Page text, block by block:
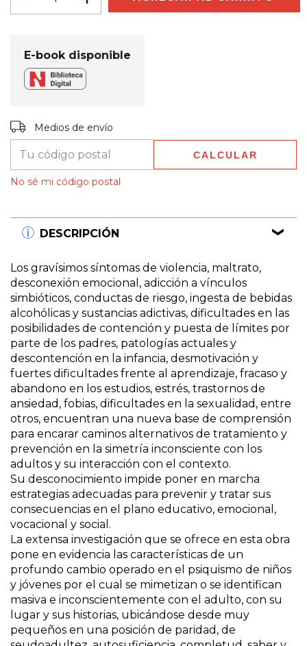
E-book disponible
Entregas para el CP:
Medios de envío
CALCULAR
No sé mi código postal
DESCRIPCIÓN
Los gravísimos síntomas de violencia, maltrato,
desconexión emocional, adicción a vínculos
simbióticos, conductas de riesgo, ingesta de bebidas
alcohólicas y sustancias adictivas, dificultades en las
posibilidades de contención y puesta de límites por
parte de los padres, patologías actuales y
descontención en la infancia, desmotivación y
fuertes dificultades frente al aprendizaje, fracaso y
abandono en los estudios, estrés, trastornos de
ansiedad, fobias, dificultades en la sexualidad, entre
otros, encuentran una nueva base de comprensión
para encarar caminos alternativos de tratamiento y
prevención en la simetría inconsciente con los
adultos y su interacción con el contexto.
Su desconocimiento impide poner en marcha
estrategias adecuadas para prevenir y tratar sus
consecuencias en el plano educativo, emocional,
vocacional y social.
La extensa investigación que se ofrece en esta obra
pone en evidencia las características de un
profundo cambio operado en el psiquismo de niños
y jóvenes por el cual se mimetizan o se identifican
masiva e inconscientemente con el adulto, con su
lugar y sus historias, ubicándose desde muy
pequeños en una posición de paridad, de